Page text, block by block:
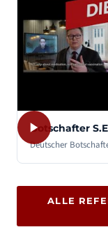
Botschafter
Deutscher
ALLE